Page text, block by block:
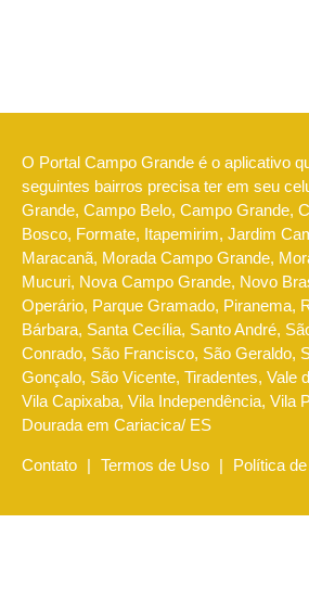
O Portal Campo Grande é o aplicativo
seguintes bairros precisa ter em seu
Grande, Campo Belo, Campo Grande,
Bosco, Formate, Itapemirim, Jardim
Maracanã, Morada Campo Grande,
Mucuri, Nova Campo Grande, Novo
Operário, Parque Gramado, Piranema,
Bárbara, Santa Cecília, Santo André,
Conrado, São Francisco, São Geraldo,
Gonçalo, São Vicente, Tiradentes, Vale
Vila Capixaba, Vila Independência, Vila
Dourada em Cariacica/ ES
Contato | Termos de Uso | Política